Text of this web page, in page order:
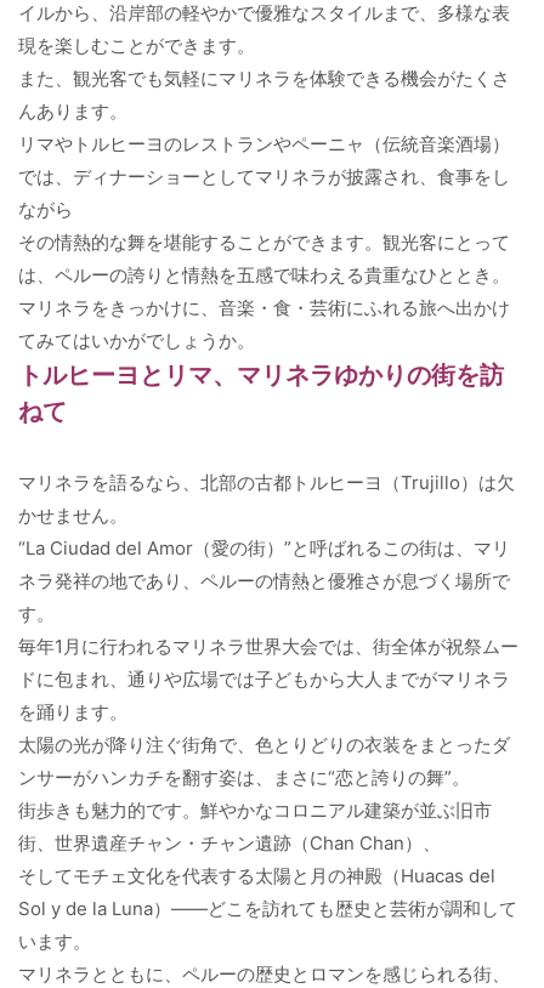
イルから、沿岸部の軽やかで優雅なスタイルまで、多様な表
現を楽しむことができます。
また、観光客でも気軽にマリネラを体験できる機会がたくさ
んあります。
リマやトルヒーヨのレストランやペーニャ（伝統音楽酒場）
では、ディナーショーとしてマリネラが披露され、食事をし
ながら
その情熱的な舞を堪能することができます。観光客にとって
は、ペルーの誇りと情熱を五感で味わえる貴重なひととき。
マリネラをきっかけに、音楽・食・芸術にふれる旅へ出かけ
てみてはいかがでしょうか。
トルヒーヨとリマ、マリネラゆかりの街を訪
ねて
マリネラを語るなら、北部の古都トルヒーヨ（Trujillo）は欠
かせません。
“La Ciudad del Amor（愛の街）”と呼ばれるこの街は、マリ
ネラ発祥の地であり、ペルーの情熱と優雅さが息づく場所で
す。
毎年1月に行われるマリネラ世界大会では、街全体が祝祭ムー
ドに包まれ、通りや広場では子どもから大人までがマリネラ
を踊ります。
太陽の光が降り注ぐ街角で、色とりどりの衣装をまとったダ
ンサーがハンカチを翻す姿は、まさに“恋と誇りの舞”。
街歩きも魅力的です。鮮やかなコロニアル建築が並ぶ旧市
街、世界遺産チャン・チャン遺跡（Chan Chan）、
そしてモチェ文化を代表する太陽と月の神殿（Huacas del
Sol y de la Luna）――どこを訪れても歴史と芸術が調和して
います。
マリネラとともに、ペルーの歴史とロマンを感じられる街、